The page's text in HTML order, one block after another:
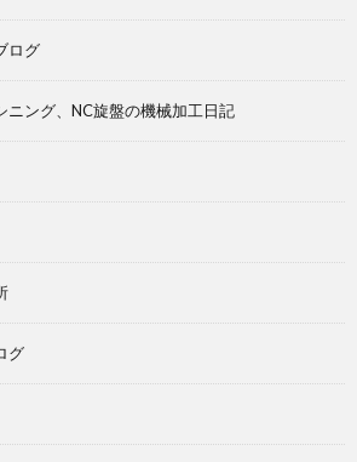
ログ
ング、NC旋盤の機械加工日記
グ